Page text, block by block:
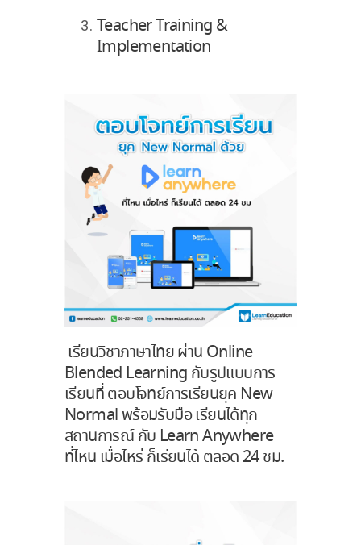
Teacher Training &
Implementation
เรียนวิชาภาษาไทย ผ่าน Online
Blended Learning กับรูปแบบการ
เรียนที่ ตอบโจทย์การเรียนยุค New
Normal พร้อมรับมือ เรียนได้ทุก
สถานการณ์ กับ Learn Anywhere
ที่ไหน เมื่อไหร่ ก็เรียนได้ ตลอด 24 ชม.